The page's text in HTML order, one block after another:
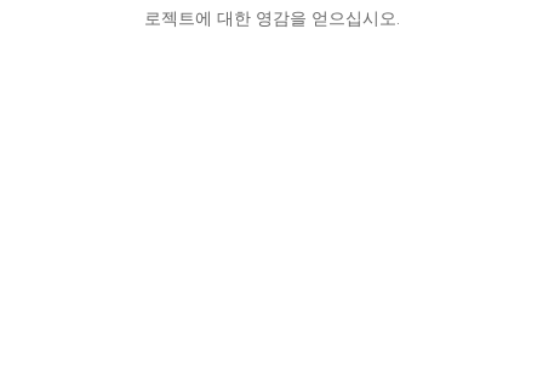
로젝트에 대한 영감을 얻으십시오.